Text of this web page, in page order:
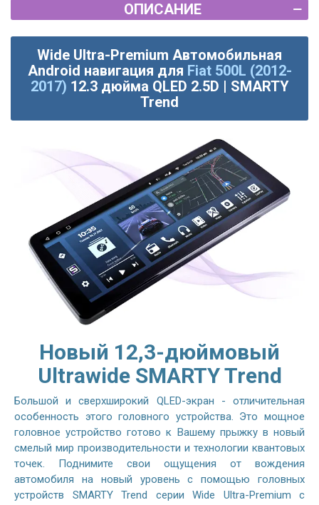
ОПИСАНИЕ
Wide Ultra-Premium Автомобильная
Android навигация для Fiat 500L (2012-
2017) 12.3 дюйма QLED 2.5D | SMARTY
Trend
Новый 12,3-дюймовый
Ultrawide SMARTY Trend
Большой и сверхширокий QLED-экран - отличительная
особенность этого головного устройства. Это мощное
головное устройство готово к Вашему прыжку в новый
смелый мир производительности и технологии квантовых
точек. Поднимите свои ощущения от вождения
автомобиля на новый уровень с помощью головных
устройств SMARTY Trend серии Wide Ultra-Premium с